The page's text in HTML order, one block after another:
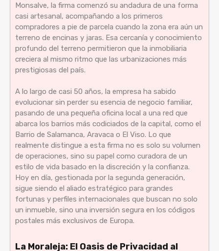
Monsalve, la firma comenzó su andadura de una forma
casi artesanal, acompañando a los primeros
compradores a pie de parcela cuando la zona era aún un
terreno de encinas y jaras. Esa cercanía y conocimiento
profundo del terreno permitieron que la inmobiliaria
creciera al mismo ritmo que las urbanizaciones más
prestigiosas del país.
A lo largo de casi 50 años, la empresa ha sabido
evolucionar sin perder su esencia de negocio familiar,
pasando de una pequeña oficina local a una red que
abarca los barrios más codiciados de la capital, como el
Barrio de Salamanca, Aravaca o El Viso. Lo que
realmente distingue a esta firma no es solo su volumen
de operaciones, sino su papel como curadora de un
estilo de vida basado en la discreción y la confianza.
Hoy en día, gestionada por la segunda generación,
sigue siendo el aliado estratégico para grandes
fortunas y perfiles internacionales que buscan no solo
un inmueble, sino una inversión segura en los códigos
postales más exclusivos de Europa.
La Moraleja: El Oasis de Privacidad al